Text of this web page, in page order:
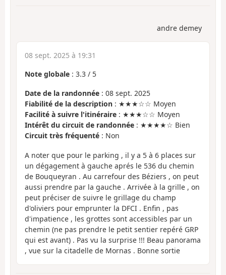
andre demey
08 sept. 2025 à 19:31
Note globale : 3.3 / 5
Date de la randonnée : 08 sept. 2025
Fiabilité de la description : ★★★☆☆ Moyen
Facilité à suivre l'itinéraire : ★★★☆☆ Moyen
Intérêt du circuit de randonnée : ★★★★☆ Bien
Circuit très fréquenté : Non
A noter que pour le parking , il y a 5 à 6 places sur
un dégagement à gauche aprés le 536 du chemin
de Bouqueyran . Au carrefour des Béziers , on peut
aussi prendre par la gauche . Arrivée à la grille , on
peut préciser de suivre le grillage du champ
d'oliviers pour emprunter la DFCI . Enfin , pas
d'impatience , les grottes sont accessibles par un
chemin (ne pas prendre le petit sentier repéré GRP
qui est avant) . Pas vu la surprise !!! Beau panorama
, vue sur la citadelle de Mornas . Bonne sortie